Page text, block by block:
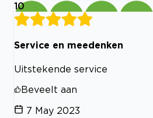
10
Service en meedenken
Uitstekende service
Beveelt aan
7 May 2023